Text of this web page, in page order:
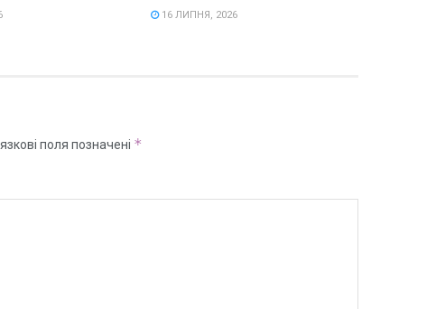
16 ЛИПНЯ, 2026
поля позначені *